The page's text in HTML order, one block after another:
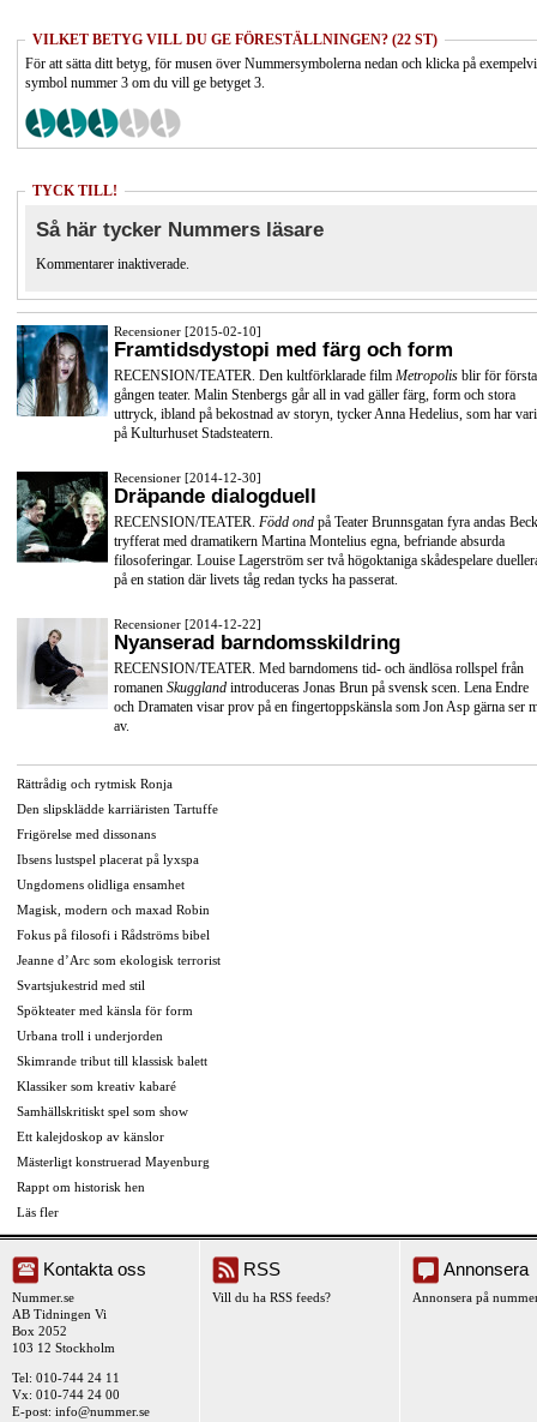
VILKET BETYG VILL DU GE FÖRESTÄLLNINGEN? (22 ST)
För att sätta ditt betyg, för musen över Nummersymbolerna nedan och klicka på
symbol nummer 3 om du vill ge betyget 3.
TYCK TILL!
Så här tycker Nummers läsare
Kommentarer inaktiverade.
Recensioner [2015-02-10]
Framtidsdystopi med färg och form
RECENSION/TEATER. Den kultförklarade film Metropolis blir för första
gången teater. Malin Stenbergs går all in vad gäller färg, form och stora
uttryck, ibland på bekostnad av storyn, tycker Anna Hedelius, som har
på Kulturhuset Stadsteatern.
Recensioner [2014-12-30]
Dräpande dialogduell
RECENSION/TEATER. Född ond på Teater Brunnsgatan fyra andas
tryfferat med dramatikern Martina Montelius egna, befriande absurda
filosoferingar. Louise Lagerström ser två högoktaniga skådespelare
på en station där livets tåg redan tycks ha passerat.
Recensioner [2014-12-22]
Nyanserad barndomsskildring
RECENSION/TEATER. Med barndomens tid- och ändlösa rollspel från
romanen Skuggland introduceras Jonas Brun på svensk scen. Lena Endre
och Dramaten visar prov på en fingertoppskänsla som Jon Asp gärna ser
av.
Rättrådig och rytmisk Ronja
Den slipsklädde karriäristen Tartuffe
Frigörelse med dissonans
Ibsens lustspel placerat på lyxspa
Ungdomens olidliga ensamhet
Magisk, modern och maxad Robin
Fokus på filosofi i Rådströms bibel
Jeanne d’Arc som ekologisk terrorist
Svartsjukestrid med stil
Spökteater med känsla för form
Urbana troll i underjorden
Skimrande tribut till klassisk balett
Klassiker som kreativ kabaré
Samhällskritiskt spel som show
Ett kalejdoskop av känslor
Mästerligt konstruerad Mayenburg
Rappt om historisk hen
Läs fler
Kontakta oss
Nummer.se
AB Tidningen Vi
Box 2052
103 12 Stockholm
Tel: 010-744 24 11
Vx: 010-744 24 00
E-post: info@nummer.se
RSS
Vill du ha RSS feeds?
Annonsera
Annonsera på